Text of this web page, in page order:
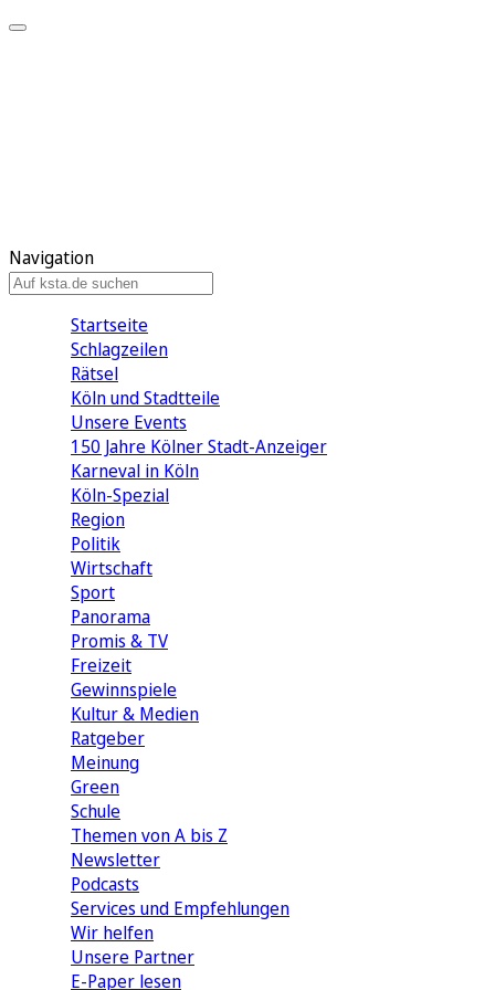
Navigation
Startseite
Schlagzeilen
Rätsel
Köln und Stadtteile
Unsere Events
150 Jahre Kölner Stadt-Anzeiger
Karneval in Köln
Köln-Spezial
Region
Politik
Wirtschaft
Sport
Panorama
Promis & TV
Freizeit
Gewinnspiele
Kultur & Medien
Ratgeber
Meinung
Green
Schule
Themen von A bis Z
Newsletter
Podcasts
Services und Empfehlungen
Wir helfen
Unsere Partner
E-Paper lesen